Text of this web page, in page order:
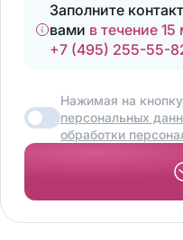
Заполните
вами в течение 15
+7 (495) 255-55-
Нажимая на
персональных
обработки